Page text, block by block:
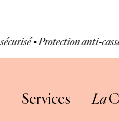
anti-casseProtection
Services La